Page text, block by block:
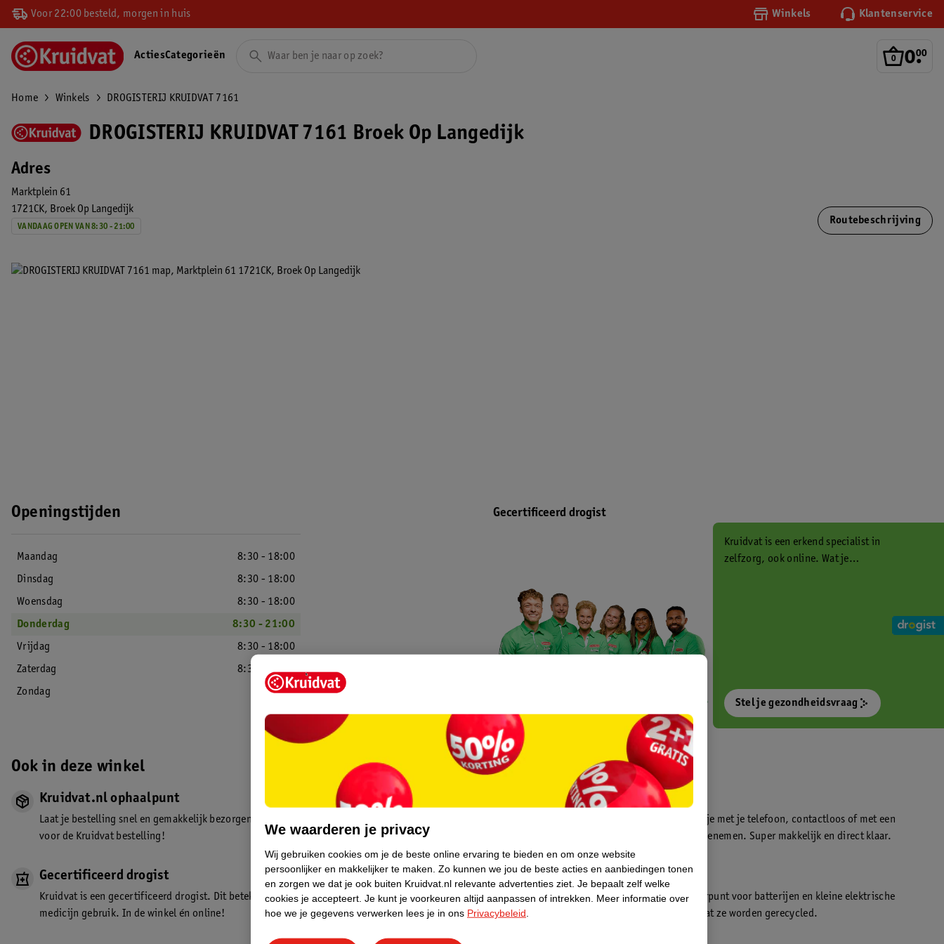
Voor 22:00 besteld, morgen in huis Winkels Klantenservice
0.
00
ActiesCategorieën
Home Winkels DROGISTERIJ KRUIDVAT 7161
DROGISTERIJ KRUIDVAT 7161 Broek Op Langedijk
Adres
Marktplein 61
1721CK
Broek Op Langedijk
VANDAAG OPEN VAN 8:30 - 21:00
Routebeschrijving
Openingstijden
Maandag
8:30 - 18:00
Dinsdag
8:30 - 18:00
Woensdag
8:30 - 18:00
Donderdag
8:30 - 21:00
Vrijdag
8:30 - 18:00
Zaterdag
8:30 - 17:00
Zondag
Gesloten
Gecertificeerd drogist
Kruidvat is een erkend specialist in
zelfzorg, ook online. Wat je
Stel je gezondheidsvraag
Ook in deze winkel
Kruidvat.nl ophaalpunt
Laat je bestelling snel en gemakkelijk bezorgen in de winkel. Zo hoef je niet thuis te blijven
voor de Kruidvat bestelling!
Gecertificeerd drogist
Kruidvat is een gecertificeerd drogist. Dit betekent dat je deskundig advies krijgt over
medicijn gebruik. In de winkel én online!
Kruidvat fotokiosk
In de winkel vind je een fotokiosk waarmee je met je telefoon, contactloos of met een
geheugenkaartje, jouw foto’s direct kan meenemen. Super makkelijk en direct klaar.
WeCycle inleverpunt
In deze Kruidvat vind je een WeCycle inleverpunt voor batterijen en kleine elektrische
apparaten. Deze kan je gratis inleveren zodat ze worden gerecycled.
We waarderen je privacy
Wij gebruiken cookies om je de beste online ervaring te bieden en om onze website
persoonlijker en makkelijker te maken. Zo kunnen we jou de beste acties en aanbiedingen tonen
en zorgen we dat je ook buiten Kruidvat.nl relevante advertenties ziet. Je bepaalt zelf welke
cookies je accepteert. Je kunt je voorkeuren altijd aanpassen of intrekken.
Meer informatie over
hoe we je gegevens verwerken lees je in ons Privacybeleid